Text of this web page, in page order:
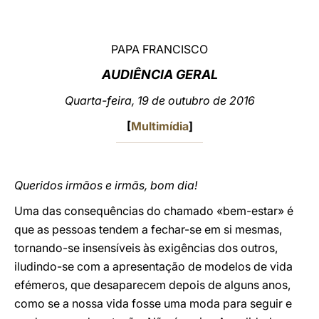
PAPA FRANCISCO
AUDIÊNCIA GERAL
Quarta-feira, 19 de outubro de 2016
[Multimídia]
Queridos irmãos e irmãs, bom dia!
Uma das consequências do chamado «bem-estar» é
que as pessoas tendem a fechar-se em si mesmas,
tornando-se insensíveis às exigências dos outros,
iludindo-se com a apresentação de modelos de vida
efémeros, que desaparecem depois de alguns anos,
como se a nossa vida fosse uma moda para seguir e